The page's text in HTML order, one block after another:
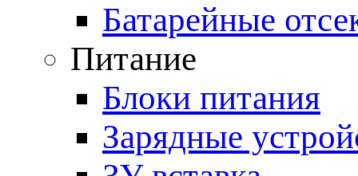
Батарейные
Питание
Блоки питания
Зарядные